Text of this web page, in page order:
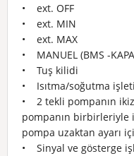
• ext. OFF
• ext. MIN
• ext. MAX
• MANUEL (BMS -
• Tuş kilidi
• Isıtma/soğutma
• 2 tekli pompanın
pompanın birbirleriyle
pompa uzaktan ayarı
• Sinyal ve gösterge